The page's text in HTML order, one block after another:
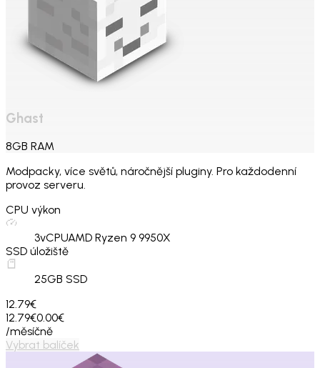
Ghast
8GB RAM
Modpacky, více světů, náročnější pluginy. Pro každodenní
provoz serveru.
CPU výkon
3vCPUAMD Ryzen 9 9950X
SSD úložiště
25GB SSD
12.79€
12.79€0.00€
/měsíčně
Vybrat balíček